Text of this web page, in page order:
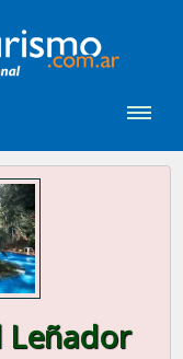
Leñador